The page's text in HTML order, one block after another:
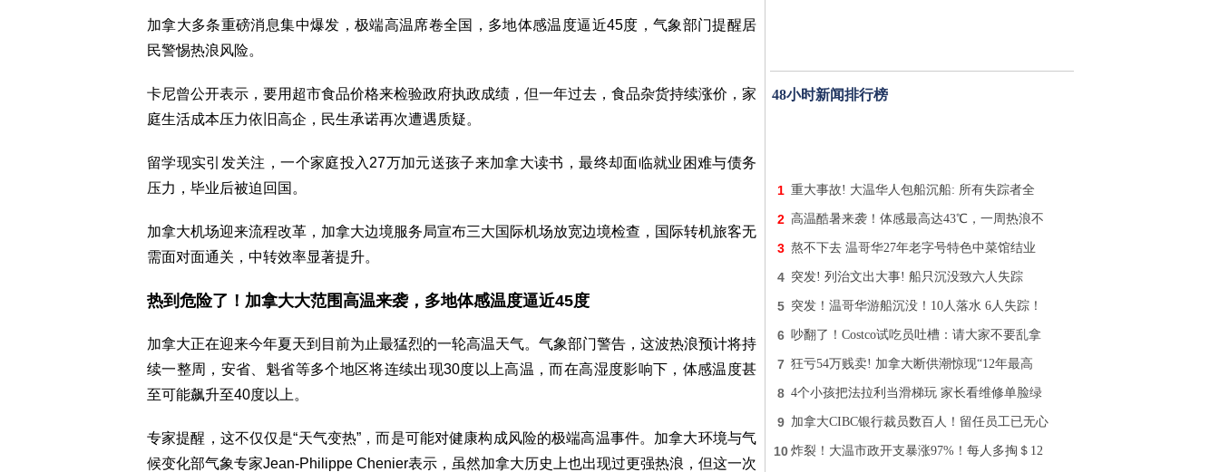
加拿大多条重磅消息集中爆发，极端高温席卷全国，多地体感温度逼近45度，气象部门提醒居
民警惕热浪风险。
卡尼曾公开表示，要用超市食品价格来检验政府执政成绩，但一年过去，食品杂货持续涨价，家
庭生活成本压力依旧高企，民生承诺再次遭遇质疑。
留学现实引发关注，一个家庭投入27万加元送孩子来加拿大读书，最终却面临就业困难与债务
压力，毕业后被迫回国。
加拿大机场迎来流程改革，加拿大边境服务局宣布三大国际机场放宽边境检查，国际转机旅客无
需面对面通关，中转效率显著提升。
热到危险了！加拿大大范围高温来袭，多地体感温度逼近45度
加拿大正在迎来今年夏天到目前为止最猛烈的一轮高温天气。气象部门警告，这波热浪预计将持
续一整周，安省、魁省等多个地区将连续出现30度以上高温，而在高湿度影响下，体感温度甚
至可能飙升至40度以上。
专家提醒，这不仅仅是“天气变热”，而是可能对健康构成风险的极端高温事件。加拿大环境与气
候变化部气象专家Jean-Philippe Chenier表示，虽然加拿大历史上也出现过更强热浪，但这一次
48小时新闻排行榜
1 重大事故! 大温华人包船沉船: 所有失踪者全
2 高温酷暑来袭！体感最高达43℃，一周热浪不
3 熬不下去 温哥华27年老字号特色中菜馆结业
4 突发! 列治文出大事! 船只沉没致六人失踪
5 突发！温哥华游船沉没！10人落水 6人失踪！
6 吵翻了！Costco试吃员吐槽：请大家不要乱拿
7 狂亏54万贱卖! 加拿大断供潮惊现“12年最高
8 4个小孩把法拉利当滑梯玩 家长看维修单脸绿
9 加拿大CIBC银行裁员数百人！留任员工已无心
10 炸裂！大温市政开支暴涨97%！每人多掏＄12